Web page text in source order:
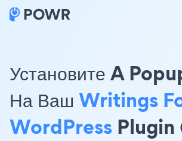
Установите A
На Ваш Writings
WordPress Plugin